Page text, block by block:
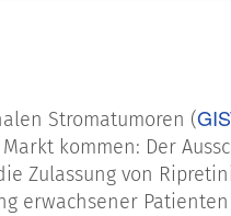
Stromatumoren (
kommen: Der
Zulassung von
erwachsener